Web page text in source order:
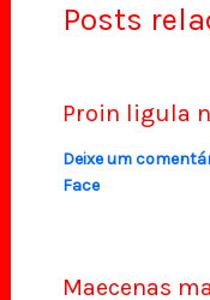
Posts
Proin ligula
Deixe um
Face
Maecenas